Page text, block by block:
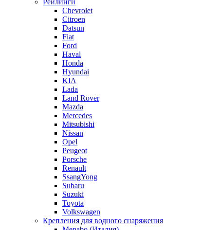
Рейлинги
Chevrolet
Citroen
Datsun
Fiat
Ford
Haval
Honda
Hyundai
KIA
Lada
Land Rover
Mazda
Mercedes
Mitsubishi
Nissan
Opel
Peugeot
Porsche
Renault
SsangYong
Subaru
Suzuki
Toyota
Volkswagen
Крепления для водного снаряжения